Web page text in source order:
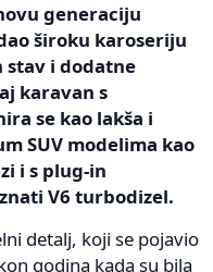
generaciju
široku karoseriju
stav i dodatne
karavan s
se kao lakša i
SUV modelima kao
i s plug-in
V6 turbodizel.
detalj, koji se pojavio
godina kada su bila